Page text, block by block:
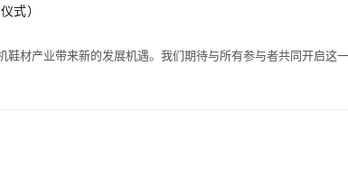
式）
材产业带来新的发展机遇。我们期待与所有参与者共同开启这